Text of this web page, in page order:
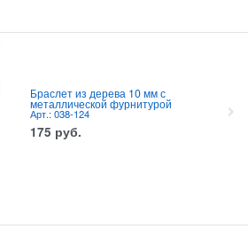
Браслет из дерева 10 мм с
металлической фурнитурой
Арт.: 038-124
175 руб.